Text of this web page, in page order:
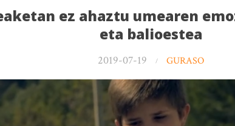
ez ahaztu umearen
eta balioestea
2019-07-19 GURASO